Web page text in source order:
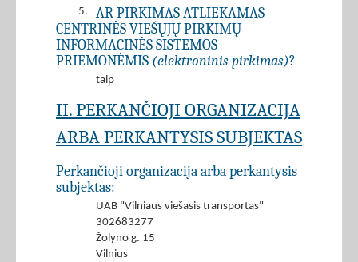
5.
AR PIRKIMAS ATLIEKAMAS
CENTRINĖS VIEŠŲJŲ PIRKIMŲ
INFORMACINĖS SISTEMOS
PRIEMONĖMIS (elektroninis pirkimas)?
taip
II. PERKANČIOJI ORGANIZACIJA
ARBA PERKANTYSIS SUBJEKTAS
Perkančioji organizacija arba perkantysis
subjektas:
UAB "Vilniaus viešasis transportas"
302683277
Žolyno g. 15
Vilnius